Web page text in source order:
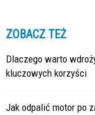
ZOBACZ TEŻ
Dlaczego warto
kluczowych korzyści
Jak odpalić motor po